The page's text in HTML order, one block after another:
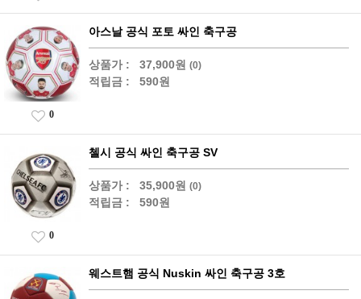
아스날 공식 포토 싸인 축구공
상품가 : 37,900원 (0)
적립금 : 590원
0
첼시 공식 싸인 축구공 SV
상품가 : 35,900원 (0)
적립금 : 590원
0
웨스트햄 공식 Nuskin 싸인 축구공 3호